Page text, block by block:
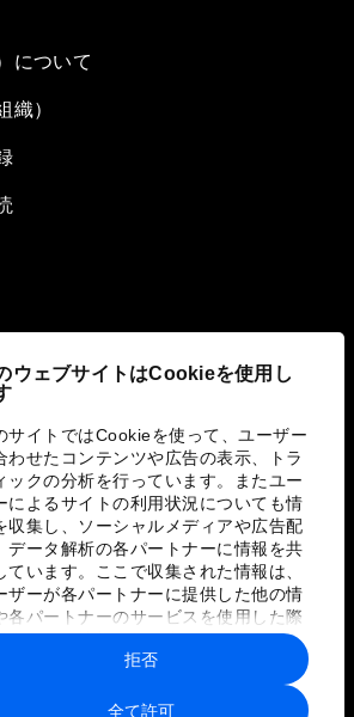
ウェブサイトはCookieを使用し
サイトではCookieを使って、ユーザー
わせたコンテンツや広告の表示、トラ
ックの分析を行っています。またユー
によるサイトの利用状況についても情
収集し、ソーシャルメディアや広告配
データ解析の各パートナーに情報を共
ています。ここで収集された情報は、
ザーが各パートナーに提供した他の情
各パートナーのサービスを使用した際
集された情報と組み合わされ、各パー
ーによって使用されることがありま
全て許可
拒否
について
織）
の取り組み
シーポリシーと利用規約